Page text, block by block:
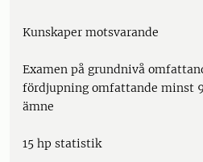
Kunskaper motsvarande
Examen på grundnivå
fördjupning omfattande minst
ämne
15 hp statistik